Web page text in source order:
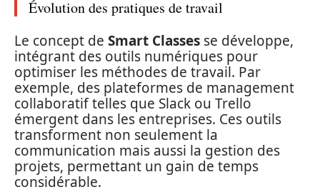
Évolution des pratiques de travail
Le concept de Smart Classes se développe,
intégrant des outils numériques pour
optimiser les méthodes de travail. Par
exemple, des plateformes de management
collaboratif telles que Slack ou Trello
émergent dans les entreprises. Ces outils
transforment non seulement la
communication mais aussi la gestion des
projets, permettant un gain de temps
considérable.